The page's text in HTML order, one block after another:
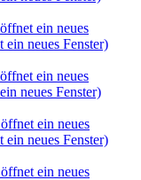
ein neues
neues Fenster)
ein neues
neues Fenster)
ein neues
neues Fenster)
ein neues